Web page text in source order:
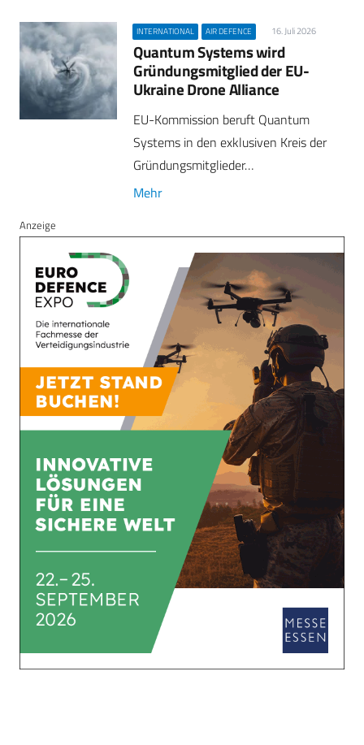
INTERNATIONAL AIR DEFENCE 16. Juli 2026
Quantum Systems wird
Gründungsmitglied der EU-
Ukraine Drone Alliance
EU-Kommission beruft Quantum
Systems in den exklusiven Kreis der
Gründungsmitglieder…
Mehr
Anzeige